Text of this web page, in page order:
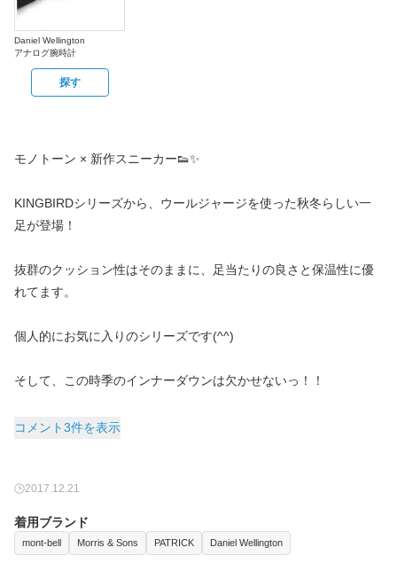
Daniel Wellington
アナログ腕時計
探す
モノトーン × 新作スニーカー👟✨
KINGBIRDシリーズから、ウールジャージを使った秋冬らしい一
足が登場！
抜群のクッション性はそのままに、足当たりの良さと保温性に優
れてます。
個人的にお気に入りのシリーズです(^^)
そして、この時季のインナーダウンは欠かせないっ！！
コメント3件を表示
2017.12.21
着用ブランド
mont-bell Morris & Sons PATRICK Daniel Wellington